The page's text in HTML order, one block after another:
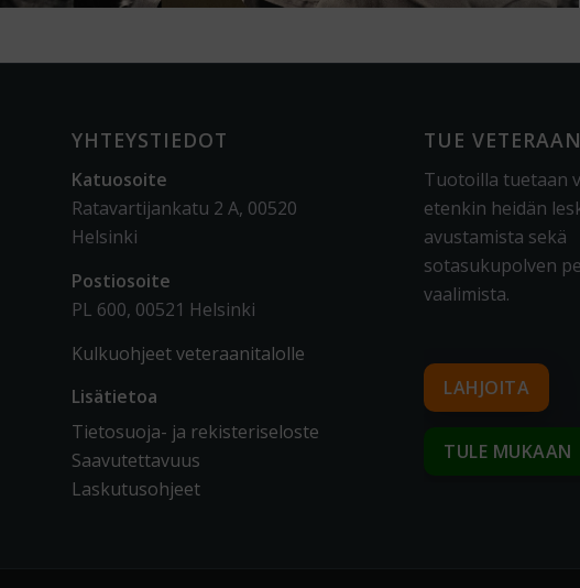
YHTEYSTIEDOT
Katuosoite
Ratavartijankatu 2 A, 00520
Helsinki
Postiosoite
PL 600, 00521 Helsinki
Kulkuohjeet veteraanitalolle
Lisätietoa
Tietosuoja- ja rekisteriseloste
Saavutettavuus
Laskutusohjeet
TUE
Tuotoilla tuetaan
etenkin heidän
avustamista sekä
sotasukupolven
vaalimista.
LAHJOITA
TULE MUKAAN